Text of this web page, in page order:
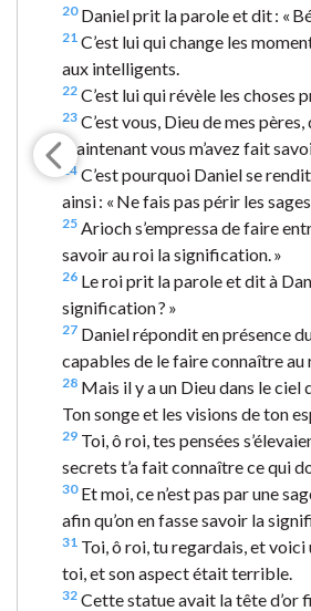
20Daniel prit la parole et dit : «
21 C’est lui qui change les
aux intelligents.
22 C’est lui qui révèle les choses
23 C’est vous, Dieu de mes
maintenant vous m’avez fait
24 C’est pourquoi Daniel se
ainsi : « Ne fais pas périr les
25 Arioch s’empressa de faire
savoir au roi la signification. »
26 Le roi prit la parole et dit à
signification ? »
27 Daniel répondit en présence
capables de le faire connaître au
28 Mais il y a un Dieu dans le
Ton songe et les visions de ton
29 Toi, ô roi, tes pensées
secrets t’a fait connaître ce qui
30Et moi, ce n’est pas par une
afin qu’on en fasse savoir la
31 Toi, ô roi, tu regardais, et
toi, et son aspect était terrible.
32 Cette statue avait la tête d’or